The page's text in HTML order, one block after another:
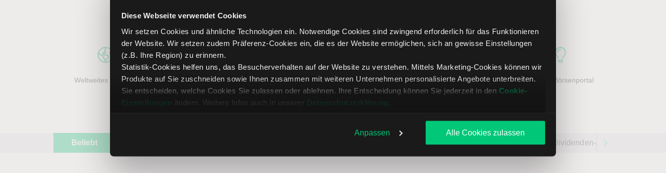
Diese Webseite verwendet Cookies
Wir setzen Cookies und ähnliche Technologien ein. Notwendige Cookies sind zwingend erforderlich für das Funktionieren
der Website. Wir setzen zudem Präferenz-Cookies ein, die es der Website ermöglichen, sich an gewisse Einstellungen
(z.B. Ihre Region) zu erinnern.
Statistik-Cookies helfen uns, das Besucherverhalten auf der Website zu verstehen. Mittels Marketing-Cookies können wir
Produkte auf Sie zuschneiden sowie Ihnen zusammen mit weiteren Unternehmen personalisierte Angebote unterbreiten.
Sie entscheiden, welche Cookies Sie zulassen oder ablehnen. Ihre Entscheidung können Sie jederzeit in den Cookie-
Einstellungen
ändern. Weitere Infos auch in unserer Datenschutzerklärung
Anpassen Alle Cookies zulassen
5 entscheidende Vorteile vom Online Broker LYNX
Weltweites Handeln Top Handelsplattform Transparente Gebühren Persönlicher Service Großes Börsenportal
Beliebt Top 10 gehandelte Aktien ETR:NVD Dividenden-Aktien weltweit